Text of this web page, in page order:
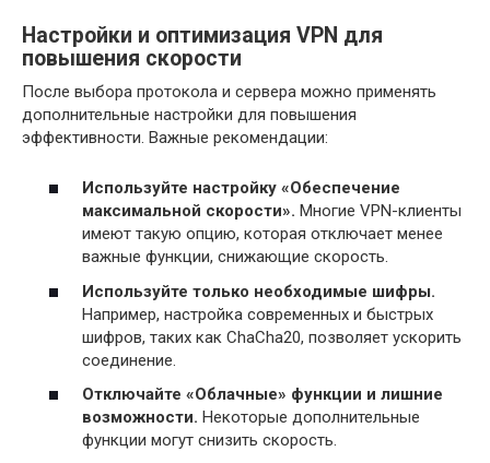
Настройки и оптимизация VPN для
повышения скорости
После выбора протокола и сервера можно применять
дополнительные настройки для повышения
эффективности. Важные рекомендации:
Используйте настройку «Обеспечение
максимальной скорости». Многие VPN-клиенты
имеют такую опцию, которая отключает менее
важные функции, снижающие скорость.
Используйте только необходимые шифры.
Например, настройка современных и быстрых
шифров, таких как ChaCha20, позволяет ускорить
соединение.
Отключайте «Облачные» функции и лишние
возможности. Некоторые дополнительные
функции могут снизить скорость.